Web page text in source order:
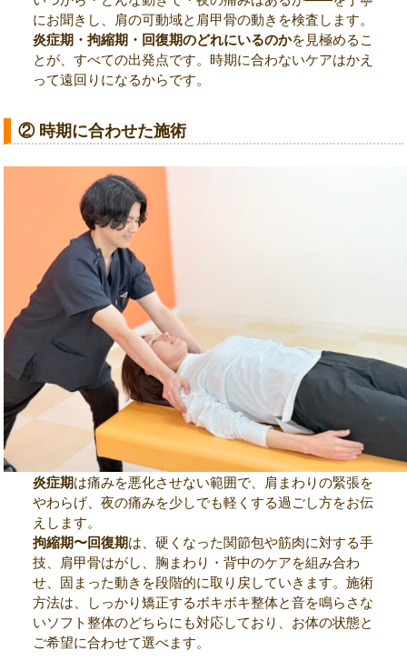
にお聞きし、肩の可動域と肩甲骨の動きを検査します。
炎症期・拘縮期・回復期のどれにいるのかを見極めるこ
とが、すべての出発点です。時期に合わないケアはかえ
って遠回りになるからです。
② 時期に合わせた施術
炎症期は痛みを悪化させない範囲で、肩まわりの緊張を
やわらげ、夜の痛みを少しでも軽くする過ごし方をお伝
えします。
拘縮期〜回復期は、硬くなった関節包や筋肉に対する手
技、肩甲骨はがし、胸まわり・背中のケアを組み合わ
せ、固まった動きを段階的に取り戻していきます。施術
方法は、しっかり矯正するボキボキ整体と音を鳴らさな
いソフト整体のどちらにも対応しており、お体の状態と
ご希望に合わせて選べます。